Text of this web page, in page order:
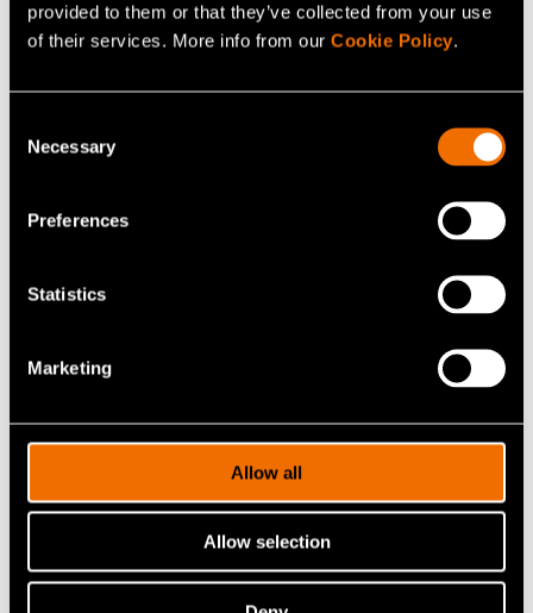
provided to them or that they’ve collected from your use
of their services. More info from our Cookie Policy.
Selection
Necessary
Preferences
Statistics
Marketing
Allow all
Allow selection
Inka Orko
Katso profiili
Lisää uutisia ja tarinoita